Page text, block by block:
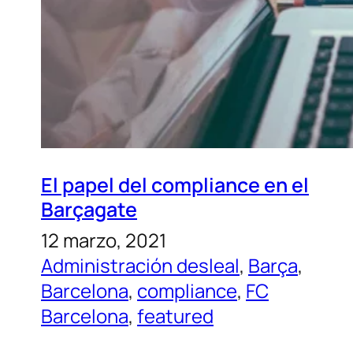
El papel del compliance en el
Barçagate
12 marzo, 2021
Administración desleal, Barça
Barcelona, compliance, FC
Barcelona, featured